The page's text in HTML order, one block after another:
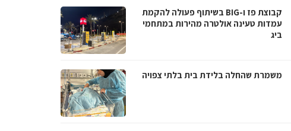
קבוצת פז ו-BIG בשיתוף פעולה להקמת
עמדות טעינה אולטרה מהירות במתחמי
ביג
משמרת שהחלה בלידת בית בלתי צפויה